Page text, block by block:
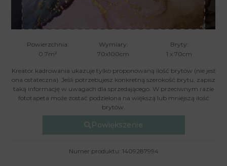
Powierzchnia:
0.7m²
Wymiary:
70x100cm
Bryty:
1 x 70cm
Kreator kadrowania ukazuje tylko proponowaną ilość brytów (nie jest
ona ostateczna). Jeśli potrzebujesz konkretną szerokość brytu, zapisz
taką informację w uwagach dla sprzedającego. W przeciwnym razie
fototapeta może zostać podzielona na większą lub mniejszą ilość
brytów.
Powiększenie
Numer produktu: 1409287994